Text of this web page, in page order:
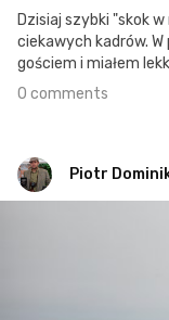
Dzisiaj szybki "skok
ciekawych kadrów.
gościem i miałem
0 comments
Piotr